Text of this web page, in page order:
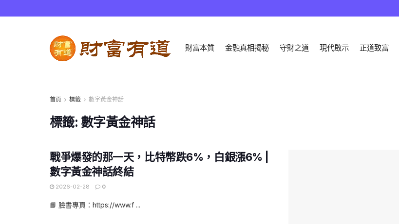
財富本質 金融真相揭秘 守財之道 現代啟示 正道致富
首頁 標籤 數字黃金神話
標籤: 數字黃金神話
戰爭爆發的那一天，比特幣跌6%，白銀漲6% |
數字黃金神話終結
2026-02-28 0
📘 臉書專頁：https://www.f ...